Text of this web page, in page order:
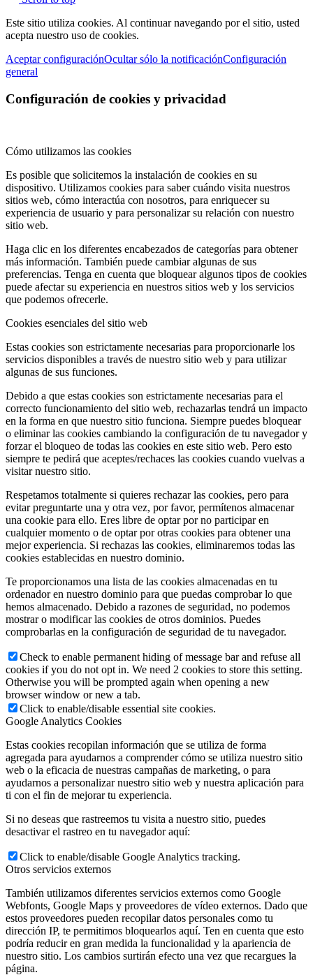
Este sitio utiliza cookies. Al continuar navegando por el sitio, usted
acepta nuestro uso de cookies.
Aceptar configuraciónOcultar sólo la notificaciónConfiguración
general
Configuración de cookies y privacidad
Cómo utilizamos las cookies
Es posible que solicitemos la instalación de cookies en su
dispositivo. Utilizamos cookies para saber cuándo visita nuestros
sitios web, cómo interactúa con nosotros, para enriquecer su
experiencia de usuario y para personalizar su relación con nuestro
sitio web.
Haga clic en los diferentes encabezados de categorías para obtener
más información. También puede cambiar algunas de sus
preferencias. Tenga en cuenta que bloquear algunos tipos de cookies
puede afectar su experiencia en nuestros sitios web y los servicios
que podemos ofrecerle.
Cookies esenciales del sitio web
Estas cookies son estrictamente necesarias para proporcionarle los
servicios disponibles a través de nuestro sitio web y para utilizar
algunas de sus funciones.
Debido a que estas cookies son estrictamente necesarias para el
correcto funcionamiento del sitio web, rechazarlas tendrá un impacto
en la forma en que nuestro sitio funciona. Siempre puedes bloquear
o eliminar las cookies cambiando la configuración de tu navegador y
forzar el bloqueo de todas las cookies en este sitio web. Pero esto
siempre te pedirá que aceptes/rechaces las cookies cuando vuelvas a
visitar nuestro sitio.
Respetamos totalmente si quieres rechazar las cookies, pero para
evitar preguntarte una y otra vez, por favor, permítenos almacenar
una cookie para ello. Eres libre de optar por no participar en
cualquier momento o de optar por otras cookies para obtener una
mejor experiencia. Si rechazas las cookies, eliminaremos todas las
cookies establecidas en nuestro dominio.
Te proporcionamos una lista de las cookies almacenadas en tu
ordenador en nuestro dominio para que puedas comprobar lo que
hemos almacenado. Debido a razones de seguridad, no podemos
mostrar o modificar las cookies de otros dominios. Puedes
comprobarlas en la configuración de seguridad de tu navegador.
Check to enable permanent hiding of message bar and refuse all
cookies if you do not opt in. We need 2 cookies to store this setting.
Otherwise you will be prompted again when opening a new
browser window or new a tab.
Click to enable/disable essential site cookies.
Google Analytics Cookies
Estas cookies recopilan información que se utiliza de forma
agregada para ayudarnos a comprender cómo se utiliza nuestro sitio
web o la eficacia de nuestras campañas de marketing, o para
ayudarnos a personalizar nuestro sitio web y nuestra aplicación para
ti con el fin de mejorar tu experiencia.
Si no deseas que rastreemos tu visita a nuestro sitio, puedes
desactivar el rastreo en tu navegador aquí:
Click to enable/disable Google Analytics tracking.
Otros servicios externos
También utilizamos diferentes servicios externos como Google
Webfonts, Google Maps y proveedores de vídeo externos. Dado que
estos proveedores pueden recopilar datos personales como tu
dirección IP, te permitimos bloquearlos aquí. Ten en cuenta que esto
podría reducir en gran medida la funcionalidad y la apariencia de
nuestro sitio. Los cambios surtirán efecto una vez que recargues la
página.